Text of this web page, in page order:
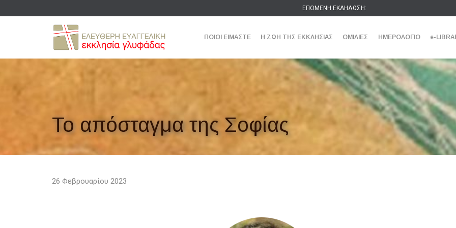
ΕΠΟΜΕΝΗ ΕΚΔΗΛΩΣΗ:
ΠΟΙΟΙ ΕΙΜΑΣΤΕ Η ΖΩΗ ΤΗΣ ΕΚΚΛΗΣΙΑΣ ΟΜΙΛΙΕΣ ΗΜΕΡΟΛΟΓΙΟ e-
Το απόσταγμα της Σοφίας
26 Φεβρουαρίου 2023